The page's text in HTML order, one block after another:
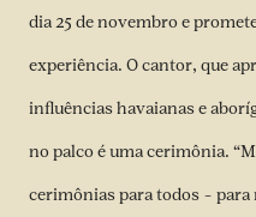
dia 25 de novembro e
experiência. O cantor, que
influências havaianas e
no palco é uma cerimônia.
cerimônias para todos – para